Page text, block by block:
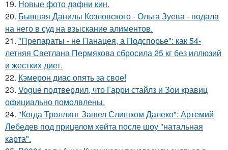
19. Новые фото дафни кин.
20. Бывшая Данилы Козловского - Ольга Зуева - подала
на него в суд на взыскание алиментов.
21. "Препараты - не Панацея, а Подспорье": как 54-
летняя Светлана Пермякова сбросила 25 кг без иллюзий
и жестких диет.
22. Кэмерон диас опять за свое!
23. Vogue подтвердил, что Гарри стайлз и Зои кравиц
официально помолвлены.
24. "Когда Троллинг Зашел Слишком Далеко": Артемий
Лебедев под прицелом хейта после шоу "натальная
карта".